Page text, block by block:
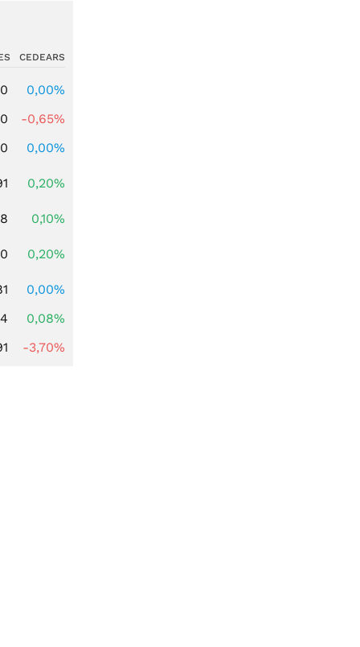
CEDEARS
0,00%
-0,65%
0,00%
0,20%
0,10%
0,20%
0,00%
0,08%
-3,70%